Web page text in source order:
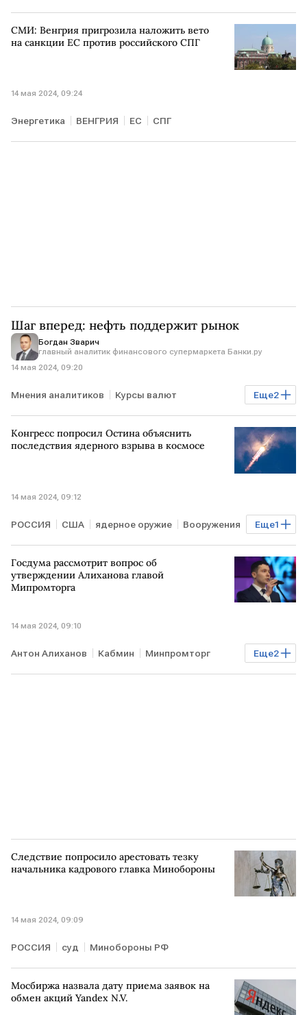
СМИ: Венгрия пригрозила наложить вето
на санкции ЕС против российского СПГ
14 мая 2024, 09:24
Энергетика ВЕНГРИЯ ЕС СПГ
Шаг вперед: нефть поддержит рынок
Богдан Зварич
главный аналитик финансового супермаркета Банки.ру
14 мая 2024, 09:20
Еще2
Мнения аналитиков Курсы валют
индекс Мосбиржи Нефть
Конгресс попросил Остина объяснить
последствия ядерного взрыва в космосе
14 мая 2024, 09:12
Еще1
РОССИЯ США ядерное оружие Вооружения
космос
Госдума рассмотрит вопрос об
утверждении Алиханова главой
Мипромторга
14 мая 2024, 09:10
Еще2
Антон Алиханов Кабмин Минпромторг
Госдума Вячеслав Володин
Следствие попросило арестовать тезку
начальника кадрового главка Минобороны
14 мая 2024, 09:09
РОССИЯ суд Минобороны РФ
Мосбиржа назвала дату приема заявок на
обмен акций Yandex N.V.